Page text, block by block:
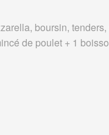
boursin,
de poulet + 1